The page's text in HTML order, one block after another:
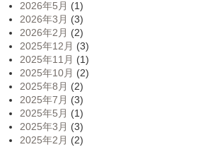
2026年5月 (1)
2026年3月 (3)
2026年2月 (2)
2025年12月 (3)
2025年11月 (1)
2025年10月 (2)
2025年8月 (2)
2025年7月 (3)
2025年5月 (1)
2025年3月 (3)
2025年2月 (2)